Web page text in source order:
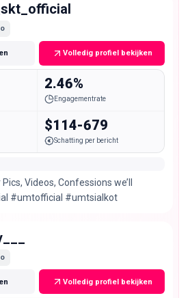
Volledig profiel bekijken
2.46%
Engagementrate
$114-679
Schatting per bericht
Videos, Confessions we’ll
#umtofficial #umtsialkot
Volledig profiel bekijken